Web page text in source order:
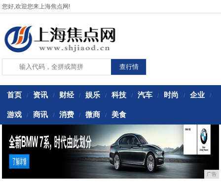
您好,欢迎您来上海焦点网!
首页 / 资讯 / 财经 / 娱乐 / 科技 / 汽车 / 时尚 / 企业 /
游戏 / 商讯 / 消费 / 微商 / 美食
广告